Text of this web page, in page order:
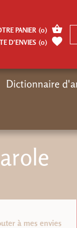
à mes envies
PANIER (0)
D’ENVIES (0)
Dictionnaire